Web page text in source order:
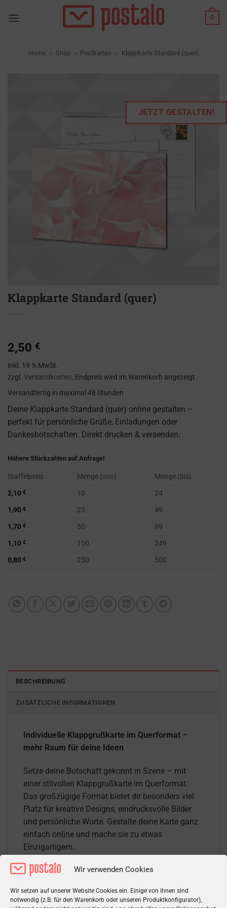
Wir verwenden Cookies
Wir setzen auf unserer Website Cookies ein. Einige von ihnen sind
notwendig (z.B. für den Warenkorb oder unseren Produktkonfigurator),
Inhalt
0
Home Shop Postkarten Klappkarte Standard (quer)
Klappkarte Standard (quer)
2,50 €
inkl. 19 % MwSt.
zzgl. Versandkosten. Endpreis wird im Warenkorb angezeigt.
Versandfertig in maximal 48 Stunden
Deine Klappkarte Standard (quer) online gestalten –
perfekt für persönliche Grüße, Einladungen oder
Dankesbotschaften. Direkt drucken & versenden.
Höhere Stückzahlen auf Anfrage!
Staffelpreis Menge (von)
Menge (bis)
2,10 € 10
24
1,90 € 25
49
1,70 € 50
99
1,10 € 100
249
0,80 € 250 500
JETZT GESTALTEN!
BESCHREIBUNG
ZUSÄTZLICHE INFORMATIONEN
Individuelle Klappgrußkarte im Querformat –
mehr Raum für deine Ideen
Setze deine Botschaft gekonnt in Szene – mit
einer stilvollen Klappgrußkarte im Querformat.
Das großzügige Format bietet dir besonders viel
Platz für kreative Designs, eindrucksvolle Bilder
und persönliche Worte. Gestalte deine Karte ganz
einfach online und mache sie zu etwas
Einzigartigem.
Ob elegante Einladung, liebevolle Glückwünsche
wirken deine Inhalte besonders harmonisch und